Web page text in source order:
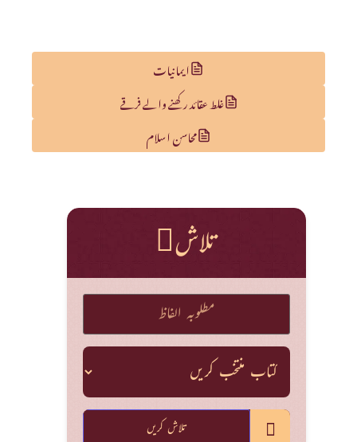
ایمانیات
غلط عقائد رکھنے والے فرقے
محاسن اسلام
تلاش
تلاش کریں